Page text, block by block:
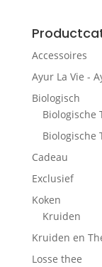
Accessoires
Ayur La Vie -
Biologisch
Biologische
Biologische
Cadeau
Exclusief
Koken
Kruiden
Kruiden en
Losse thee